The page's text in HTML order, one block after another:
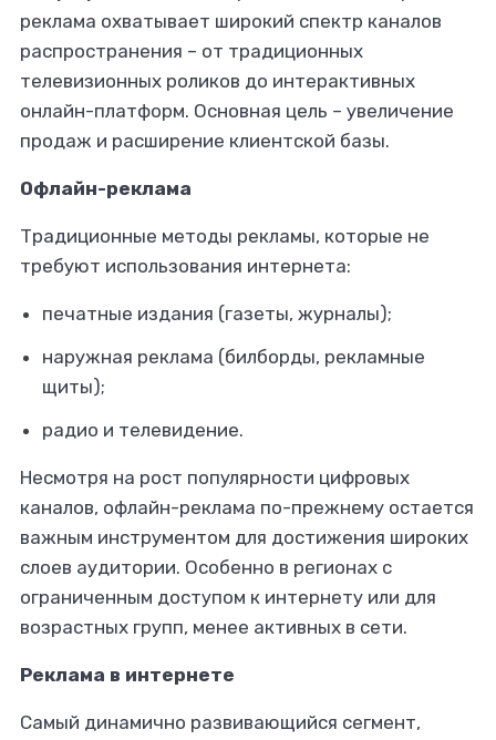
реклама охватывает широкий спектр каналов
распространения – от традиционных
телевизионных роликов до интерактивных
онлайн-платформ. Основная цель – увеличение
продаж и расширение клиентской базы.
Офлайн-реклама
Традиционные методы рекламы, которые не
требуют использования интернета:
печатные издания (газеты, журналы);
наружная реклама (билборды, рекламные
щиты);
радио и телевидение.
Несмотря на рост популярности цифровых
каналов, офлайн-реклама по-прежнему остается
важным инструментом для достижения широких
слоев аудитории. Особенно в регионах с
ограниченным доступом к интернету или для
возрастных групп, менее активных в сети.
Реклама в интернете
Самый динамично развивающийся сегмент,